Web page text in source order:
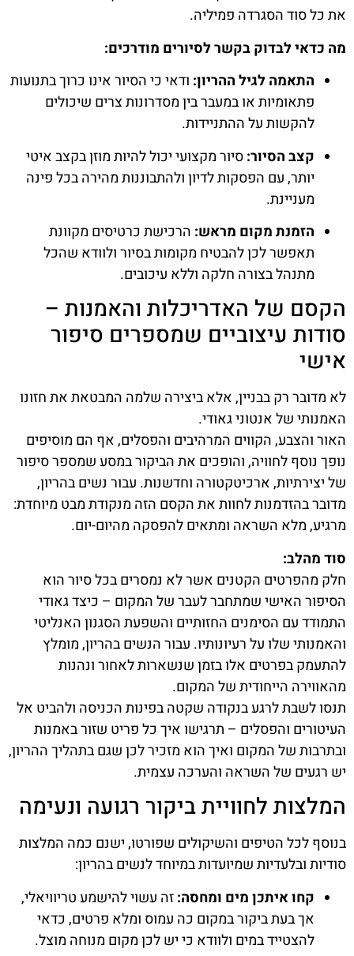
את כל סוד הסגרדה פמיליה.
מה כדאי לבדוק בקשר לסיורים מודרכים:
התאמה לגיל ההריון: ודאי כי הסיור אינו כרוך בתנועות
פתאומיות או במעבר בין מסדרונות צרים שיכולים
להקשות על ההתניידות.
קצב הסיור:סיור מקצועי יכול להיות מוזן בקצב איטי
יותר, עם הפסקות לדיון ולהתבוננות מהירה בכל פינה
מעניינת.
הזמנת מקום מראש: הרכישת כרטיסים מקוונת
תאפשר לכן להבטיח מקומות בסיור ולוודא שהכל
מתנהל בצורה חלקה וללא עיכובים.
הקסם של האדריכלות והאמנות –
סודות עיצוביים שמספרים סיפור
אישי
לא מדובר רק בבניין, אלא ביצירה שלמה המבטאת את חזונו
האמנותי של אנטוני גאודי.
האור והצבע, הקווים המרהיבים והפסלים, אף הם מוסיפים
נופך נוסף לחוויה, והופכים את הביקור במסע שמספר סיפור
של יצירתיות, ארכיטקטורה וחדשנות. עבור נשים בהריון,
מדובר בהזדמנות לחוות את הקסם הזה מנקודת מבט מיוחדת:
מרגיע, מלא השראה ומתאים להפסקה מהיום-יום.
סוד מהלב:
חלק מהפרטים הקטנים אשר לא נמסרים בכל סיור הוא
הסיפור האישי שמתחבר לעבר של המקום – כיצד גאודי
התמודד עם הסימנים החזותיים והשפעת הסגנון האנליטי
והאמנותי שלו על רעיונותיו. עבור הנשים בהריון, מומלץ
להתעמק בפרטים אלו בזמן שנשארות לאחור ונהנות
מהאווירה הייחודית של המקום.
תנסו לשבת לרגע בנקודה שקטה בפינות הכניסה ולהביט אל
העיטורים והפסלים – תרגישו איך כל פריט שזור באמנות
ובתרבות של המקום ואיך הוא מזכיר לכן שגם בתהליך ההריון,
יש רגעים של השראה והערכה עצמית.
המלצות לחוויית ביקור רגועה ונעימה
בנוסף לכל הטיפים והשיקולים שפורטו, ישנם כמה המלצות
סודיות ובלעדיות שמיועדות במיוחד לנשים בהריון:
קחו איתכן מים ומחסה:זה עשוי להישמע טריוויאלי,
אך בעת ביקור במקום כה עמוס ומלא פרטים, כדאי
להצטייד במים ולוודא כי יש לכן מקום מנוחה מוצל.